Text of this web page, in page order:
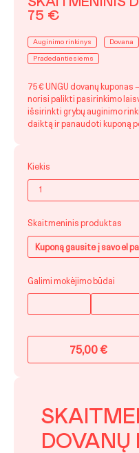
75 €
Auginimo rinkinys Dovana
Pradedantiesiems
75 € UNGU dovanų kuponas
norisi palikti pasirinkimo
išsirinkti grybų auginimo
daiktą ir panaudoti kuponą
Kiekis
Skaitmeninis produktas
Kuponą gausite į savo el
Galimi mokėjimo būdai
75,00 €
DOVANŲ